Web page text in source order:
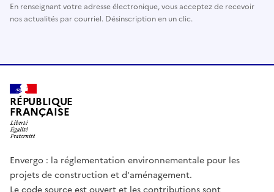
En renseignant votre adresse électronique, vous acceptez de recevoir
nos actualités par courriel. Désinscription en un clic.
RÉPUBLIQUE
FRANÇAISE
Envergo : la réglementation environnementale pour les
projets de construction et d'aménagement.